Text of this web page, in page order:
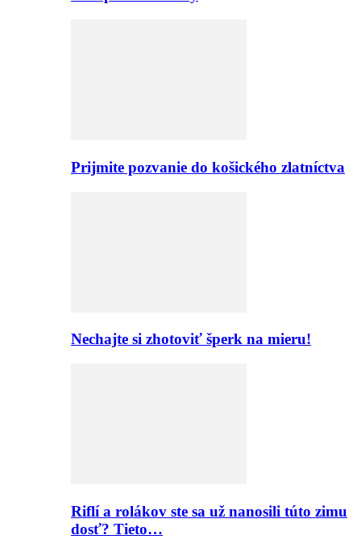
Prijmite pozvanie do košického zlatníctva
Nechajte si zhotoviť šperk na mieru!
Riflí a rolákov ste sa už nanosili túto zimu
dosť? Tieto…